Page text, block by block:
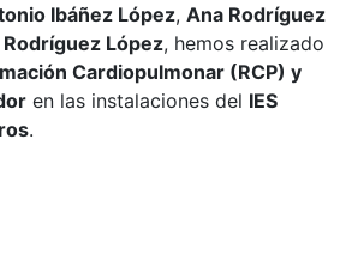
Ibáñez López, Ana Rodríguez
López, hemos realizado
Cardiopulmonar (RCP) y
en las instalaciones del IES
.